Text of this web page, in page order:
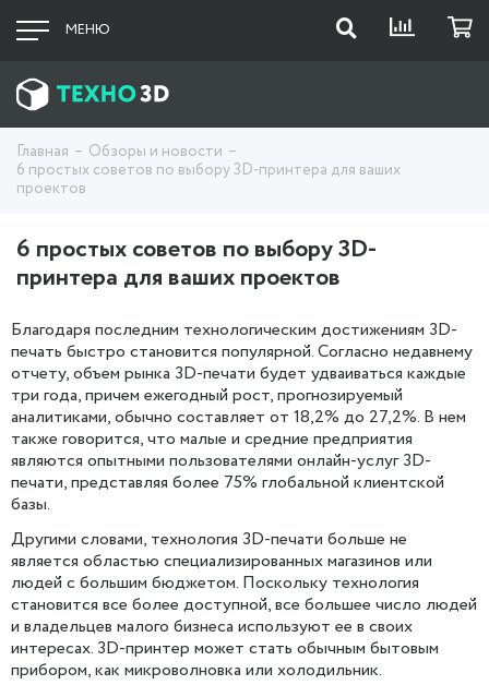
МЕНЮ
Главная
Обзоры и новости
6 простых советов по выбору 3D-принтера для ваших
проектов
6 простых советов по выбору 3D-
принтера для ваших проектов
Благодаря последним технологическим достижениям 3D-
печать быстро становится популярной. Согласно недавнему
отчету, объем рынка 3D-печати будет удваиваться каждые
три года, причем ежегодный рост, прогнозируемый
аналитиками, обычно составляет от 18,2% до 27,2%. В нем
также говорится, что малые и средние предприятия
являются опытными пользователями онлайн-услуг 3D-
печати, представляя более 75% глобальной клиентской
базы.
Другими словами, технология 3D-печати больше не
является областью специализированных магазинов или
людей с большим бюджетом. Поскольку технология
становится все более доступной, все большее число людей
и владельцев малого бизнеса используют ее в своих
интересах. 3D-принтер может стать обычным бытовым
прибором, как микроволновка или холодильник.